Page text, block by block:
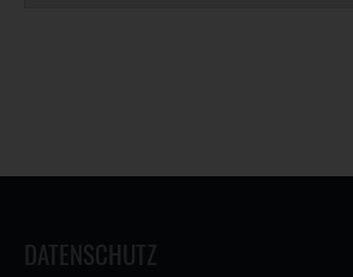
DATENSCHUTZ